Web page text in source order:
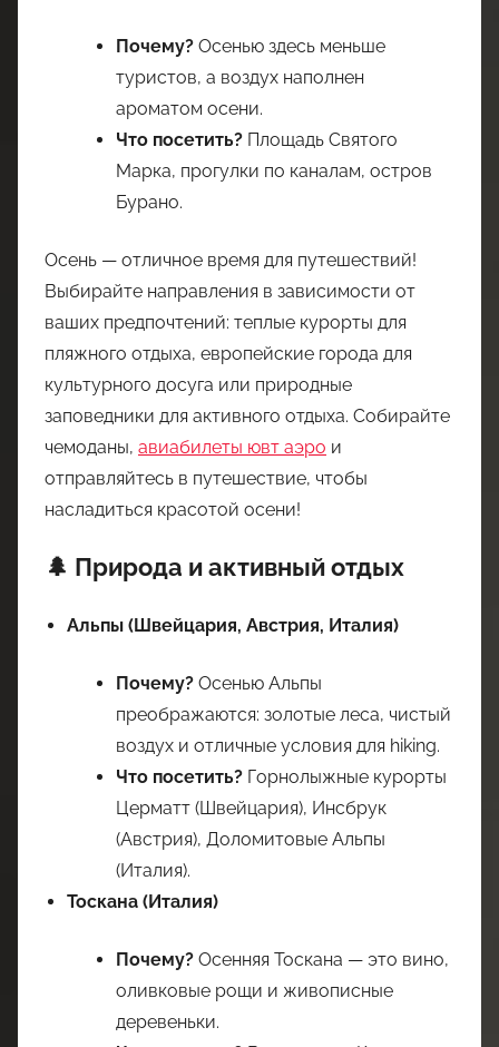
Почему? Осенью здесь меньше
туристов, а воздух наполнен
ароматом осени.
Что посетить? Площадь Святого
Марка, прогулки по каналам, остров
Бурано.
Осень — отличное время для путешествий!
Выбирайте направления в зависимости от
ваших предпочтений: теплые курорты для
пляжного отдыха, европейские города для
культурного досуга или природные
заповедники для активного отдыха. Собирайте
чемоданы, авиабилеты ювт аэро и
отправляйтесь в путешествие, чтобы
насладиться красотой осени!
🌲 Природа и активный отдых
Альпы (Швейцария, Австрия, Италия)
Почему? Осенью Альпы
преображаются: золотые леса, чистый
воздух и отличные условия для hiking.
Что посетить? Горнолыжные курорты
Церматт (Швейцария), Инсбрук
(Австрия), Доломитовые Альпы
(Италия).
Тоскана (Италия)
Почему? Осенняя Тоскана — это вино,
оливковые рощи и живописные
деревеньки.